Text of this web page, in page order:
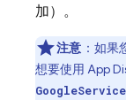
加）。
注意 ：如
想要使用 App